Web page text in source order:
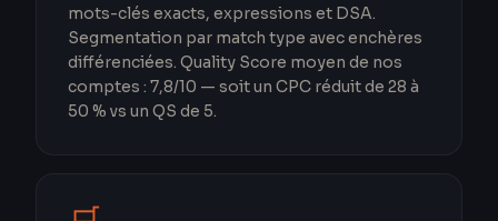
mots-clés exacts, expressions et DSA.
Segmentation par match type avec enchères
différenciées. Quality Score moyen de nos
comptes : 7,8/10 — soit un CPC réduit de 28 à
50 % vs un QS de 5.